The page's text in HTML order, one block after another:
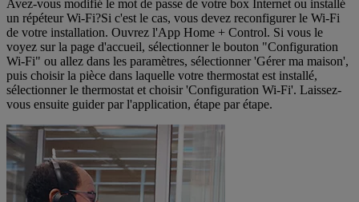
Avez-vous modifié le mot de passe de votre box Internet ou installé
un répéteur Wi-Fi?Si c'est le cas, vous devez reconfigurer le Wi-Fi
de votre installation. Ouvrez l'App Home + Control. Si vous le
voyez sur la page d'accueil, sélectionner le bouton "Configuration
Wi-Fi" ou allez dans les paramètres, sélectionner 'Gérer ma maison',
puis choisir la pièce dans laquelle votre thermostat est installé,
sélectionner le thermostat et choisir 'Configuration Wi-Fi'. Laissez-
vous ensuite guider par l'application, étape par étape.